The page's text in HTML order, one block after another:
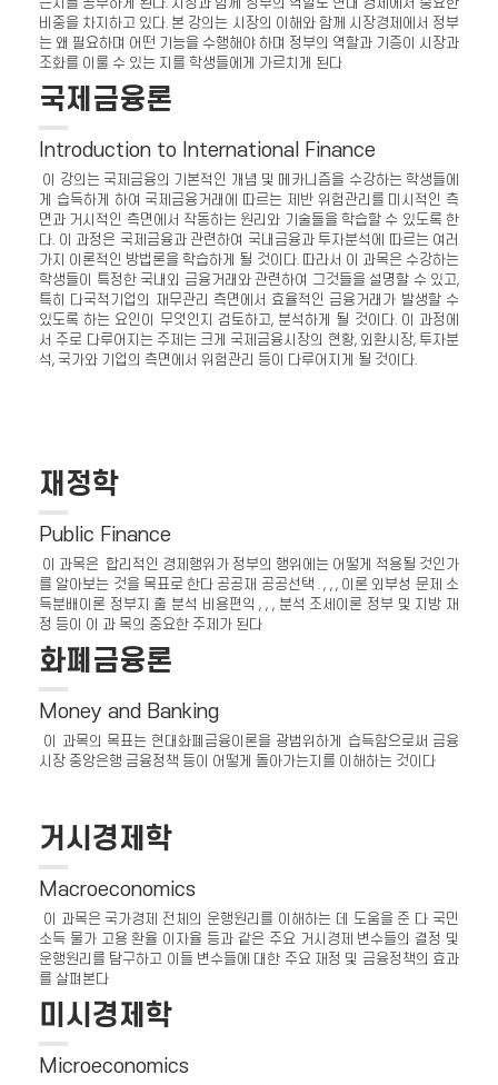
비중을 차지하고 있다. 본 강의는 시장의 이해와 함께 시장경제에서 정부
는 왜 필요하며 어떤 기능을 수행해야 하며 정부의 역할과 기증이 시장과
조화를 이룰 수 있는 지를 학생들에게 가르치게 된다
국제금융론
Introduction to International Finance
이 강의는 국제금융의 기본적인 개념 및 메카니즘을 수강하는 학생들에
게 습득하게 하여 국제금융거래에 따르는 제반 위험관리를 미시적인 측
면과 거시적인 측면에서 작동하는 원리와 기술들을 학습할 수 있도록 한
다. 이 과정은 국제금융과 관련하여 국내금융과 투자분석에 따르는 여러
가지 이론적인 방법론을 학습하게 될 것이다. 따라서 이 과목은 수강하는
학생들이 특정한 국내외 금융거래와 관련하여 그것들을 설명할 수 있고,
특히 다국적기업의 재무관리 측면에서 효율적인 금융거래가 발생할 수
있도록 하는 요인이 무엇인지 검토하고, 분석하게 될 것이다. 이 과정에
서 주로 다루어지는 주제는 크게 국제금융시장의 현황, 외환시장, 투자분
석, 국가와 기업의 측면에서 위험관리 등이 다루어지게 될 것이다.
재정학
Public Finance
이 과목은 합리적인 경제행위가 정부의 행위에는 어떻게 적용될 것인가
를 알아보는 것을 목표로 한다 공공재 공공선택 . , , , 이론 외부성 문제 소
득분배이론 정부지 출 분석 비용편익 , , , 분석 조세이론 정부 및 지방 재
정 등이 이 과 목의 중요한 주제가 된다
화폐금융론
Money and Banking
이 과목의 목표는 현대화폐금융이론을 광범위하게 습득함으로써 금융
시장 중앙은행 금융정책 등이 어떻게 돌아가는지를 이해하는 것이다
거시경제학
Macroeconomics
이 과목은 국가경제 전체의 운행원리를 이해하는 데 도움을 준 다 국민
소득 물가 고용 환율 이자율 등과 같은 주요 거시경제 변수들의 결정 및
운행원리를 탐구하고 이들 변수들에 대한 주요 재정 및 금융정책의 효과
를 살펴본다
미시경제학
Microeconomics